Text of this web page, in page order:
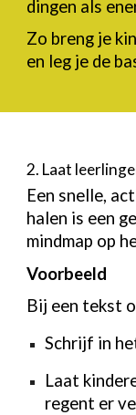
dingen als
Zo breng je
en leg je de
2. Laat
Een snelle,
halen is een
mindmap op
Voorbeeld
Bij een tekst
Schrijf in
Laat
regent er